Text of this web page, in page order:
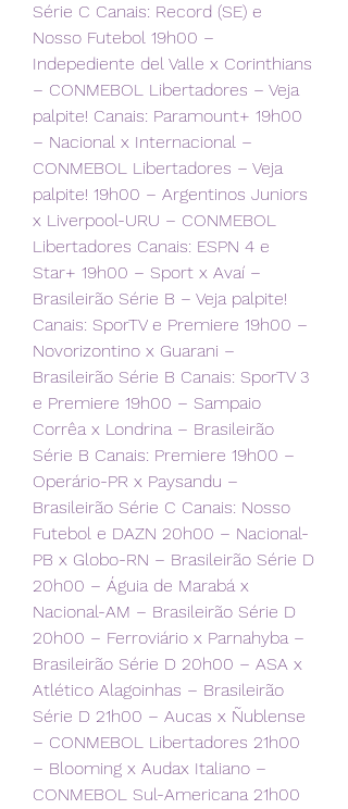
Série C Canais: Record (SE) e
Nosso Futebol 19h00 –
Indepediente del Valle x Corinthians
– CONMEBOL Libertadores – Veja
palpite! Canais: Paramount+ 19h00
– Nacional x Internacional –
CONMEBOL Libertadores – Veja
palpite! 19h00 – Argentinos Juniors
x Liverpool-URU – CONMEBOL
Libertadores Canais: ESPN 4 e
Star+ 19h00 – Sport x Avaí –
Brasileirão Série B – Veja palpite!
Canais: SporTV e Premiere 19h00 –
Novorizontino x Guarani –
Brasileirão Série B Canais: SporTV 3
e Premiere 19h00 – Sampaio
Corrêa x Londrina – Brasileirão
Série B Canais: Premiere 19h00 –
Operário-PR x Paysandu –
Brasileirão Série C Canais: Nosso
Futebol e DAZN 20h00 – Nacional-
PB x Globo-RN – Brasileirão Série D
20h00 – Águia de Marabá x
Nacional-AM – Brasileirão Série D
20h00 – Ferroviário x Parnahyba –
Brasileirão Série D 20h00 – ASA x
Atlético Alagoinhas – Brasileirão
Série D 21h00 – Aucas x Ñublense
– CONMEBOL Libertadores 21h00
– Blooming x Audax Italiano –
CONMEBOL Sul-Americana 21h00